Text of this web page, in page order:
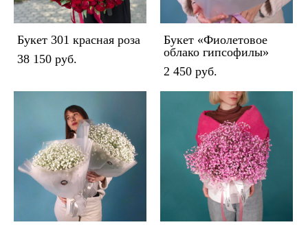
Букет 301 красная роза
38 150 pуб.
Букет «Фиолетовое
облако гипсофилы»
2 450 pуб.